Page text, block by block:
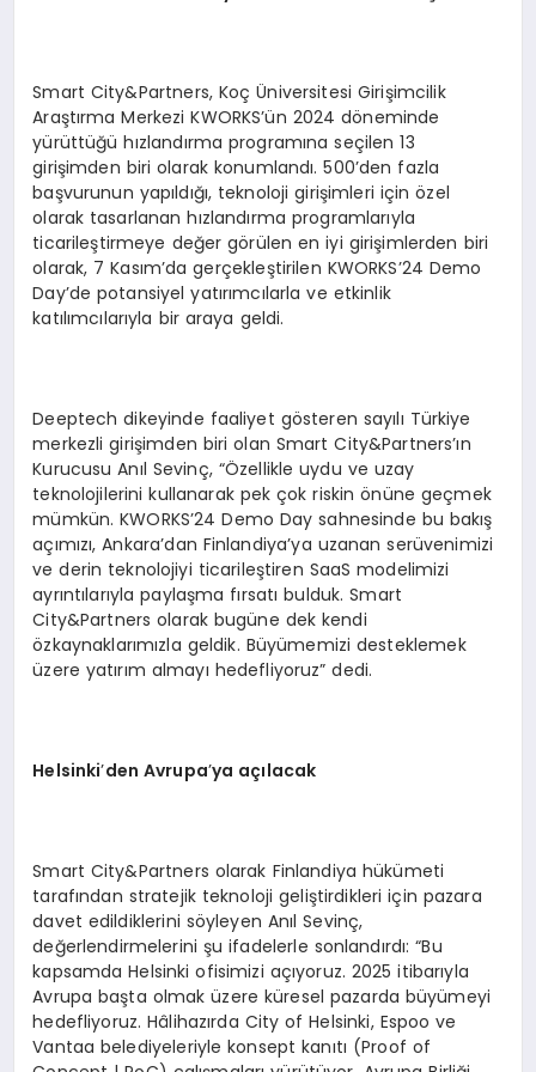
Smart City&Partners, Koç Üniversitesi Girişimcilik
Araştırma Merkezi KWORKS’ün 2024 döneminde
yürüttüğü hızlandırma programına seçilen 13
girişimden biri olarak konumlandı. 500’den fazla
başvurunun yapıldığı, teknoloji girişimleri için özel
olarak tasarlanan hızlandırma programlarıyla
ticarileştirmeye değer görülen en iyi girişimlerden biri
olarak, 7 Kasım’da gerçekleştirilen KWORKS’24 Demo
Day’de potansiyel yatırımcılarla ve etkinlik
katılımcılarıyla bir araya geldi.
Deeptech dikeyinde faaliyet gösteren sayılı Türkiye
merkezli girişimden biri olan Smart City&Partners’ın
Kurucusu Anıl Sevinç, “Özellikle uydu ve uzay
teknolojilerini kullanarak pek çok riskin önüne geçmek
mümkün. KWORKS’24 Demo Day sahnesinde bu bakış
açımızı, Ankara’dan Finlandiya’ya uzanan serüvenimizi
ve derin teknolojiyi ticarileştiren SaaS modelimizi
ayrıntılarıyla paylaşma fırsatı bulduk. Smart
City&Partners olarak bugüne dek kendi
özkaynaklarımızla geldik. Büyümemizi desteklemek
üzere yatırım almayı hedefliyoruz” dedi.
Helsinki’den Avrupa’ya açılacak
Smart City&Partners olarak Finlandiya hükümeti
tarafından stratejik teknoloji geliştirdikleri için pazara
davet edildiklerini söyleyen Anıl Sevinç,
değerlendirmelerini şu ifadelerle sonlandırdı: “Bu
kapsamda Helsinki ofisimizi açıyoruz. 2025 itibarıyla
Avrupa başta olmak üzere küresel pazarda büyümeyi
hedefliyoruz. Hâlihazırda City of Helsinki, Espoo ve
Vantaa belediyeleriyle konsept kanıtı (Proof of